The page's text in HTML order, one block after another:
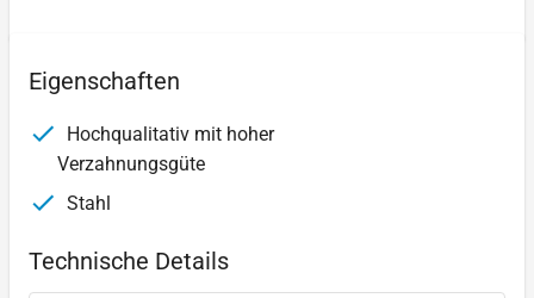
Eigenschaften
Hochqualitativ mit hoher
Verzahnungsgüte
Stahl
Technische Details